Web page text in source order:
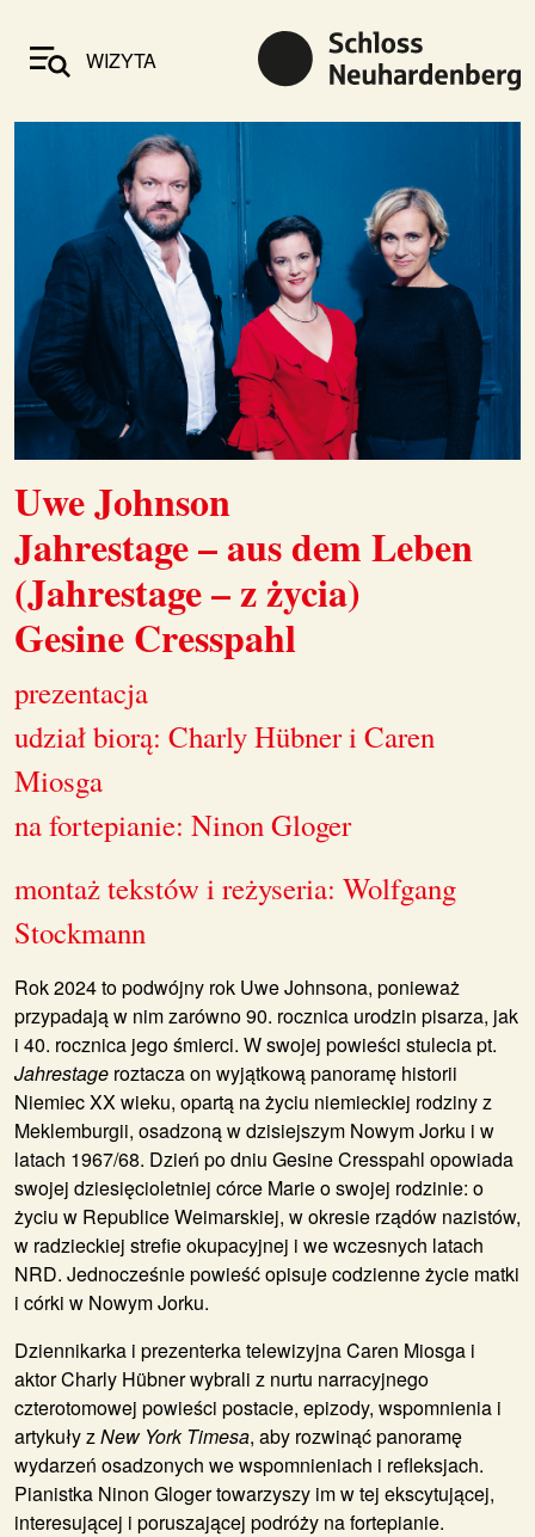
WIZYTA
Uwe Johnson
Jahrestage – aus dem Leben
(Jahrestage – z życia)
Gesine Cresspahl
prezentacja
udział biorą: Charly Hübner i Caren
Miosga
na fortepianie: Ninon Gloger
montaż tekstów i reżyseria: Wolfgang
Stockmann
Rok 2024 to podwójny rok Uwe Johnsona, ponieważ
przypadają w nim zarówno 90. rocznica urodzin pisarza, jak
i 40. rocznica jego śmierci. W swojej powieści stulecia pt.
Jahrestage roztacza on wyjątkową panoramę historii
Niemiec XX wieku, opartą na życiu niemieckiej rodziny z
Meklemburgii, osadzoną w dzisiejszym Nowym Jorku i w
latach 1967/68. Dzień po dniu Gesine Cresspahl opowiada
swojej dziesięcioletniej córce Marie o swojej rodzinie: o
życiu w Republice Weimarskiej, w okresie rządów nazistów,
w radzieckiej strefie okupacyjnej i we wczesnych latach
NRD. Jednocześnie powieść opisuje codzienne życie matki
i córki w Nowym Jorku.
Dziennikarka i prezenterka telewizyjna Caren Miosga i
aktor Charly Hübner wybrali z nurtu narracyjnego
czterotomowej powieści postacie, epizody, wspomnienia i
artykuły zNew York Timesa, aby rozwinąć panoramę
wydarzeń osadzonych we wspomnieniach i refleksjach.
Pianistka Ninon Gloger towarzyszy im w tej ekscytującej,
interesującej i poruszającej podróży na fortepianie.